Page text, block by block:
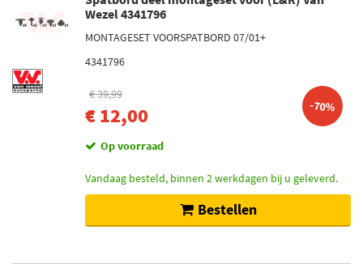
Wezel 4341796
MONTAGESET VOORSPATBORD 07/01+
4341796
€ 39,99
€ 12,00 -70%
Op voorraad
Vandaag besteld, binnen 2 werkdagen bij u geleverd.
Bestellen